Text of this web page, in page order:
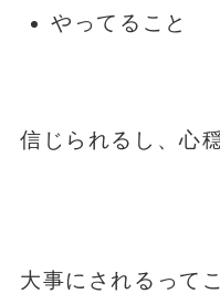
やってること
信じられるし、心
大事にされるって